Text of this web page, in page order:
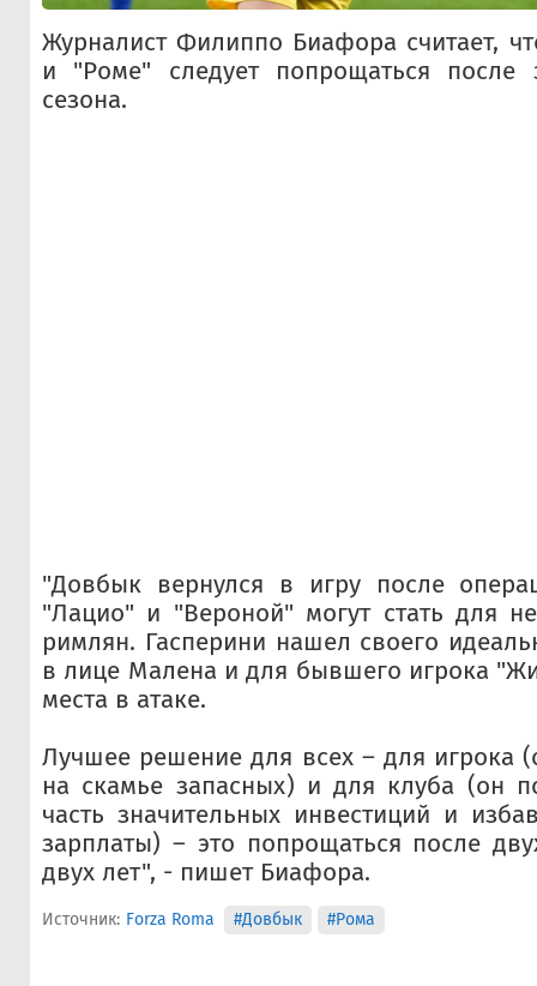
Журналист Филиппо Биафора считает,
и "Роме" следует попрощаться после
сезона.
"Довбык вернулся в игру после
"Лацио" и "Вероной" могут стать для
римлян. Гасперини нашел своего
в лице Малена и для бывшего игрока
места в атаке.
Лучшее решение для всех – для игрока
на скамье запасных) и для клуба (он
часть значительных инвестиций и
зарплаты) – это попрощаться после
двух лет", - пишет Биафора.
Источник: Forza Roma #Довбык #Рома